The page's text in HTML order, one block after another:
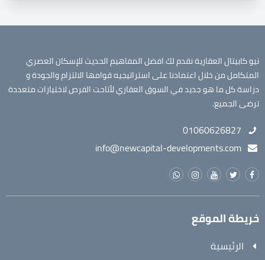
نيو كابيتال العقارية نقدم لك افضل المفاهيم الحديث للإسكان العصري
المتكامل من خلال اعتمادنا على استراتيجيه قوامها الالتزام والجودة و
دراسة كل ما هو جديد في السوق العقاري لأتاحت الفرص لاختيارات متعددة
ترضى الجميع.
01060626827
info@newcapital-developments.com
خريطة الموقع
الرئيسية